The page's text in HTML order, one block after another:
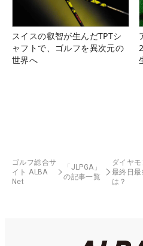
スイスの叡智が生んだTPTシ
ャフトで、ゴルフを異次元の
世界へ
ゴルフ総合サ
イト ALBA
Net
「JLPGA」
の記事一覧
ダイヤ
最終日
は？